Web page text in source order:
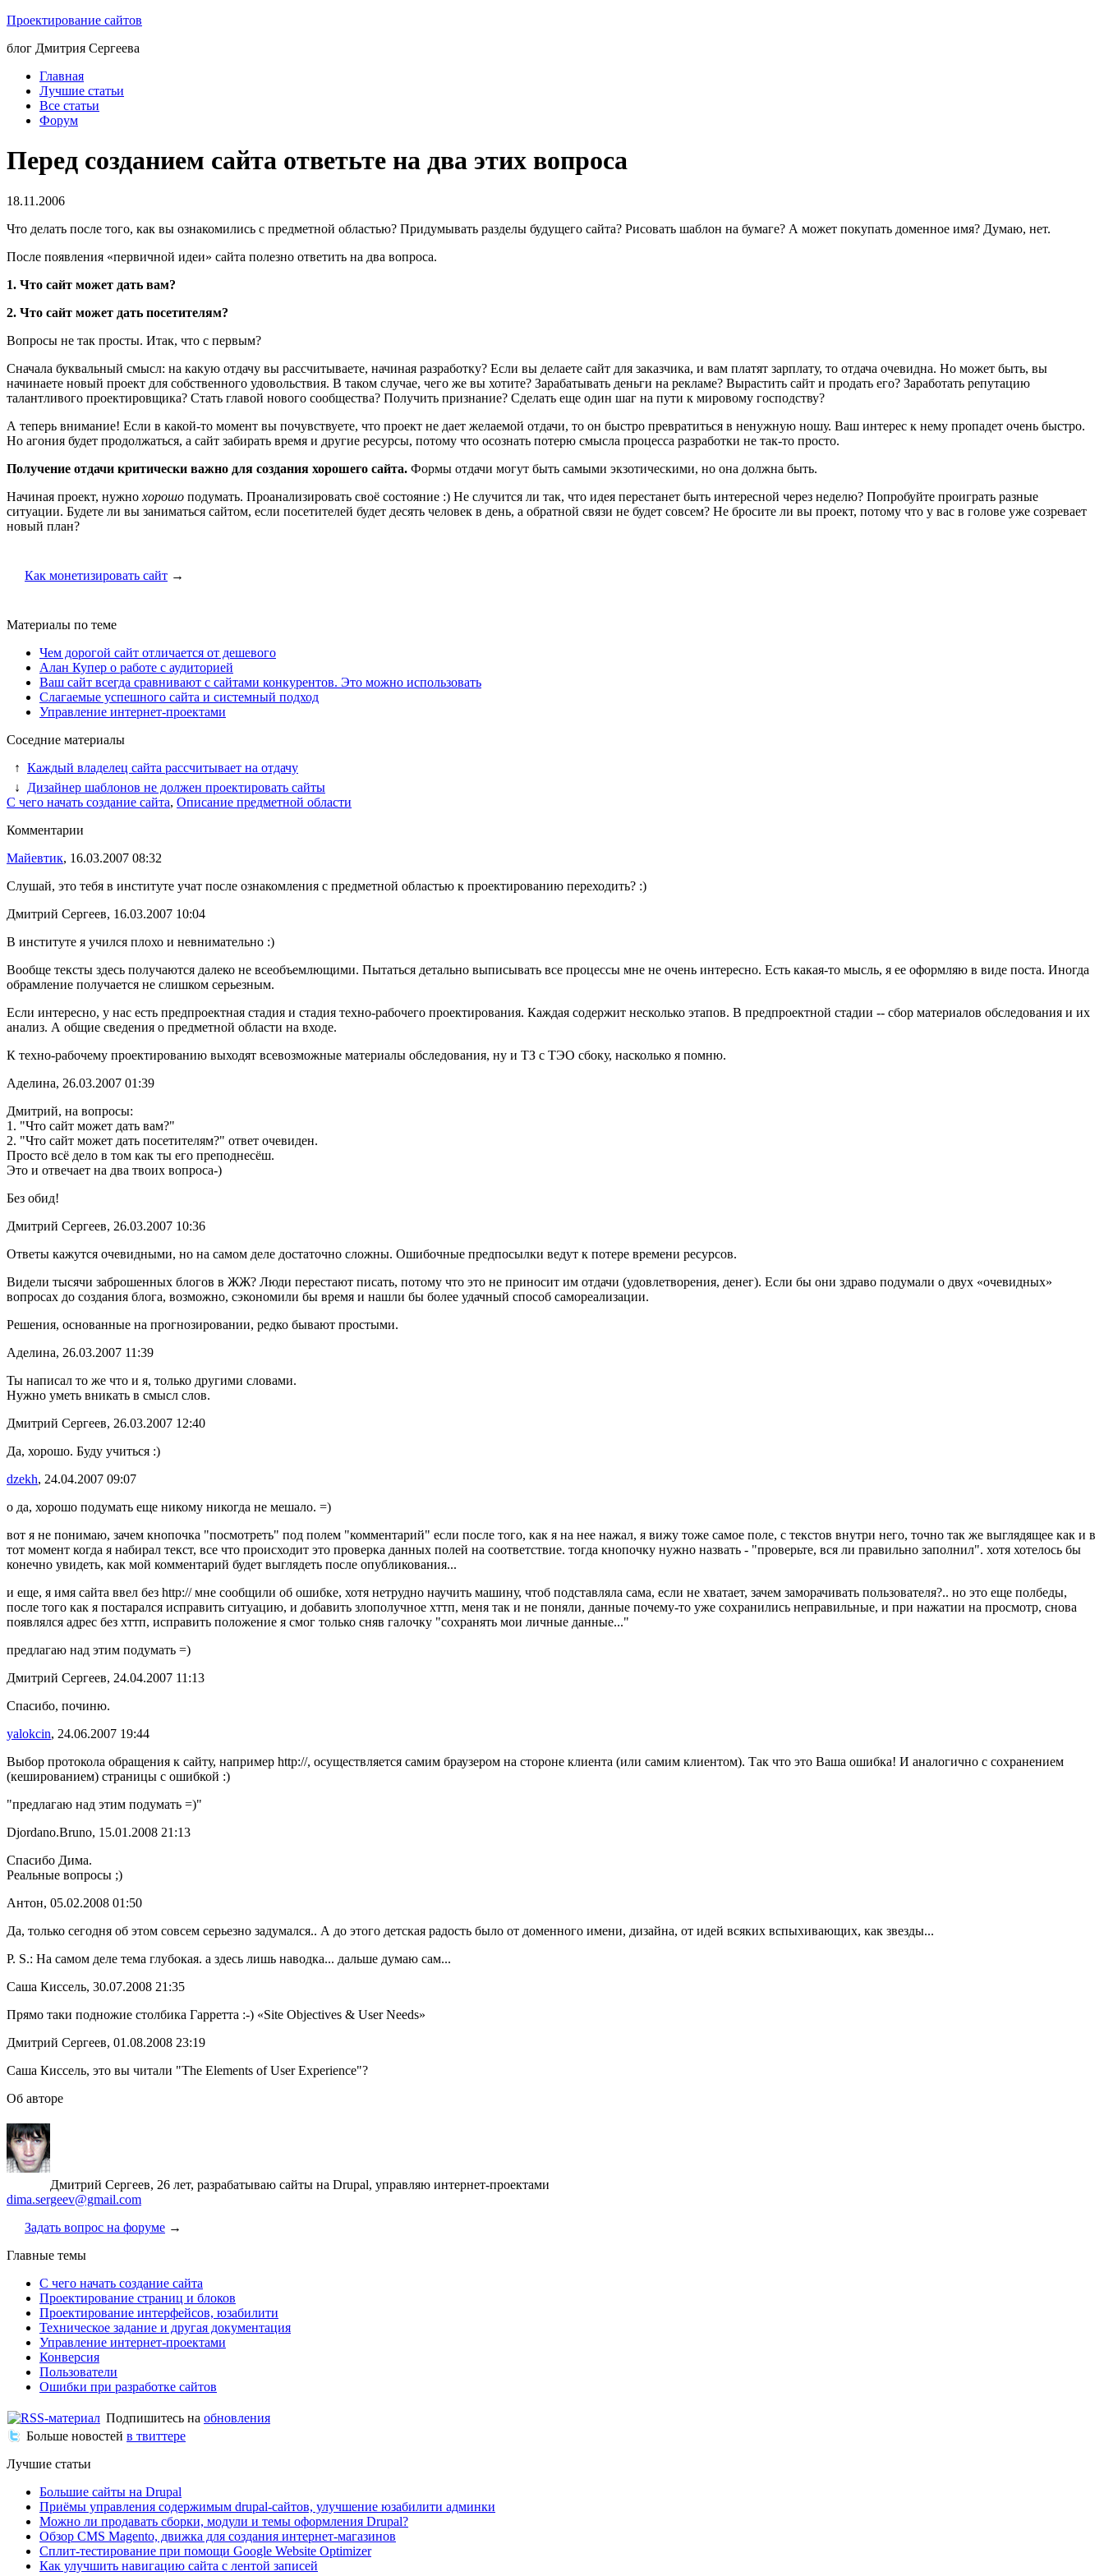
Проектирование сайтов
блог Дмитрия Сергеева
Главная
Лучшие статьи
Все статьи
Форум
Перед созданием сайта ответьте на два этих вопроса
18.11.2006
Что делать после того, как вы ознакомились с предметной областью? Придумывать разделы будущего сайта? Рисовать шаблон на бумаге? А может покупать доменное имя? Думаю, нет.
После появления «первичной идеи» сайта полезно ответить на два вопроса.
1. Что сайт может дать вам?
2. Что сайт может дать посетителям?
Вопросы не так просты. Итак, что с первым?
Сначала буквальный смысл: на какую отдачу вы рассчитываете, начиная разработку? Если вы делаете сайт для заказчика, и вам платят зарплату, то отдача очевидна. Но может быть, вы
начинаете новый проект для собственного удовольствия. В таком случае, чего же вы хотите? Зарабатывать деньги на рекламе? Вырастить сайт и продать его? Заработать репутацию
талантливого проектировщика? Стать главой нового сообщества? Получить признание? Сделать еще один шаг на пути к мировому господству?
А теперь внимание! Если в какой-то момент вы почувствуете, что проект не дает желаемой отдачи, то он быстро превратиться в ненужную ношу. Ваш интерес к нему пропадет очень быстро.
Но агония будет продолжаться, а сайт забирать время и другие ресурсы, потому что осознать потерю смысла процесса разработки не так-то просто.
Получение отдачи критически важно для создания хорошего сайта. Формы отдачи могут быть самыми экзотическими, но она должна быть.
Начиная проект, нужно хорошо подумать. Проанализировать своё состояние :) Не случится ли так, что идея перестанет быть интересной через неделю? Попробуйте проиграть разные
ситуации. Будете ли вы заниматься сайтом, если посетителей будет десять человек в день, а обратной связи не будет совсем? Не бросите ли вы проект, потому что у вас в голове уже созревает
новый план?
Как монетизировать сайт →
Материалы по теме
Чем дорогой сайт отличается от дешевого
Алан Купер о работе с аудиторией
Ваш сайт всегда сравнивают с сайтами конкурентов. Это можно использовать
Слагаемые успешного сайта и системный подход
Управление интернет-проектами
Соседние материалы
↑ Каждый владелец сайта рассчитывает на отдачу
↓ Дизайнер шаблонов не должен проектировать сайты
С чего начать создание сайта, Описание предметной области
Комментарии
Майевтик, 16.03.2007 08:32
Слушай, это тебя в институте учат после ознакомления с предметной областью к проектированию переходить? :)
Дмитрий Сергеев, 16.03.2007 10:04
В институте я учился плохо и невнимательно :)
Вообще тексты здесь получаются далеко не всеобъемлющими. Пытаться детально выписывать все процессы мне не очень интересно. Есть какая-то мысль, я ее оформляю в виде поста. Иногда
обрамление получается не слишком серьезным.
Если интересно, у нас есть предпроектная стадия и стадия техно-рабочего проектирования. Каждая содержит несколько этапов. В предпроектной стадии -- сбор материалов обследования и их
анализ. А общие сведения о предметной области на входе.
К техно-рабочему проектированию выходят всевозможные материалы обследования, ну и ТЗ с ТЭО сбоку, насколько я помню.
Аделина, 26.03.2007 01:39
Дмитрий, на вопросы:
1. "Что сайт может дать вам?"
2. "Что сайт может дать посетителям?" ответ очевиден.
Просто всё дело в том как ты его преподнесёш.
Это и отвечает на два твоих вопроса-)
Без обид!
Дмитрий Сергеев, 26.03.2007 10:36
Ответы кажутся очевидными, но на самом деле достаточно сложны. Ошибочные предпосылки ведут к потере времени ресурсов.
Видели тысячи заброшенных блогов в ЖЖ? Люди перестают писать, потому что это не приносит им отдачи (удовлетворения, денег). Если бы они здраво подумали о двух «очевидных»
вопросах до создания блога, возможно, сэкономили бы время и нашли бы более удачный способ самореализации.
Решения, основанные на прогнозировании, редко бывают простыми.
Аделина, 26.03.2007 11:39
Ты написал то же что и я, только другими словами.
Нужно уметь вникать в смысл слов.
Дмитрий Сергеев, 26.03.2007 12:40
Да, хорошо. Буду учиться :)
dzekh, 24.04.2007 09:07
о да, хорошо подумать еще никому никогда не мешало. =)
вот я не понимаю, зачем кнопочка "посмотреть" под полем "комментарий" если после того, как я на нее нажал, я вижу тоже самое поле, с текстов внутри него, точно так же выглядящее как и в
тот момент когда я набирал текст, все что происходит это проверка данных полей на соответствие. тогда кнопочку нужно назвать - "проверьте, вся ли правильно заполнил". хотя хотелось бы
конечно увидеть, как мой комментарий будет выглядеть после опубликования...
и еще, я имя сайта ввел без http:// мне сообщили об ошибке, хотя нетрудно научить машину, чтоб подставляла сама, если не хватает, зачем заморачивать пользователя?.. но это еще полбеды,
после того как я постарался исправить ситуацию, и добавить злополучное хттп, меня так и не поняли, данные почему-то уже сохранились неправильные, и при нажатии на просмотр, снова
появлялся адрес без хттп, исправить положение я смог только сняв галочку "сохранять мои личные данные..."
предлагаю над этим подумать =)
Дмитрий Сергеев, 24.04.2007 11:13
Спасибо, починю.
yalokcin, 24.06.2007 19:44
Выбор протокола обращения к сайту, например http://, осуществляется самим браузером на стороне клиента (или самим клиентом). Так что это Ваша ошибка! И аналогично с сохранением
(кешированием) страницы с ошибкой :)
"предлагаю над этим подумать =)"
Djordano.Bruno, 15.01.2008 21:13
Спасибо Дима.
Реальные вопросы ;)
Антон, 05.02.2008 01:50
Да, только сегодня об этом совсем серьезно задумался.. А до этого детская радость было от доменного имени, дизайна, от идей всяких вспыхивающих, как звезды...
P. S.: На самом деле тема глубокая. а здесь лишь наводка... дальше думаю сам...
Саша Киссель, 30.07.2008 21:35
Прямо таки подножие столбика Гарретта :-) «Site Objectives & User Needs»
Дмитрий Сергеев, 01.08.2008 23:19
Саша Киссель, это вы читали "The Elements of User Experience"?
Об авторе
Дмитрий Сергеев, 26 лет, разрабатываю сайты на Drupal, управляю интернет-проектами
dima.sergeev@gmail.com
Задать вопрос на форуме →
Главные темы
С чего начать создание сайта
Проектирование страниц и блоков
Проектирование интерфейсов, юзабилити
Техническое задание и другая документация
Управление интернет-проектами
Конверсия
Пользователи
Ошибки при разработке сайтов
Подпишитесь на обновления
Больше новостей в твиттере
Лучшие статьи
Большие сайты на Drupal
Приёмы управления содержимым drupal-сайтов, улучшение юзабилити админки
Можно ли продавать сборки, модули и темы оформления Drupal?
Обзор CMS Magento, движка для создания интернет-магазинов
Сплит-тестирование при помощи Google Website Optimizer
Как улучшить навигацию сайта с лентой записей